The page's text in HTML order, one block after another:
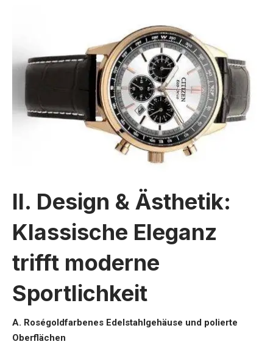
II. Design & Ästhetik:
Klassische Eleganz
trifft moderne
Sportlichkeit
A. Roségoldfarbenes Edelstahlgehäuse und polierte
Oberflächen